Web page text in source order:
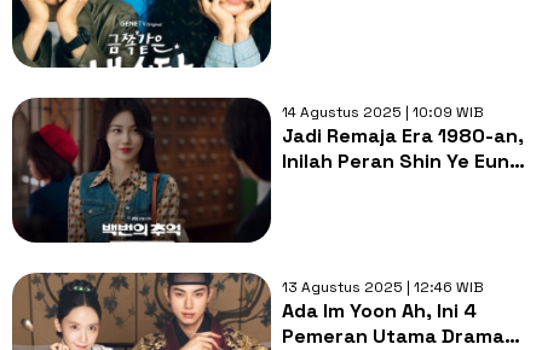
14 Agustus 2025 | 10:09 WIB
Jadi Remaja Era 1980-an,
Inilah Peran Shin Ye Eun
13 Agustus 2025 | 12:46 WIB
Ada Im Yoon Ah, Ini 4
Pemeran Utama Drama